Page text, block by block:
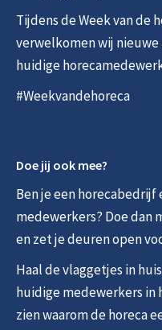
Tijdens de Week van de
verwelkomen wij
huidige
#Weekvandehoreca
Doe jij ook mee?
Ben je een horecabedrijf
medewerkers? Doe dan
en zet je deuren open
Haal de vlaggetjes in
huidige medewerkers in
zien waarom de horeca